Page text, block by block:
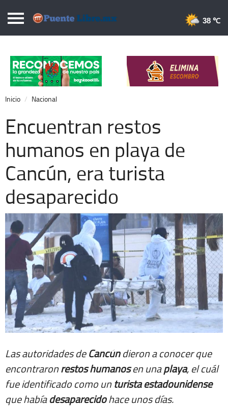
Puentelibre.mx
Local
Nacional
Opinión
Cronos
Economía
Espectáculos
Extra +
38 ℃
Inicio Nacional
Encuentran restos
humanos en playa de
Cancún, era turista
desaparecido
Las autoridades deCancúndieron a conocer que
encontraronrestoshumanosen unaplaya, el cuál
fue identificado como unturista estadounidense
que habíadesaparecidohace unos días.